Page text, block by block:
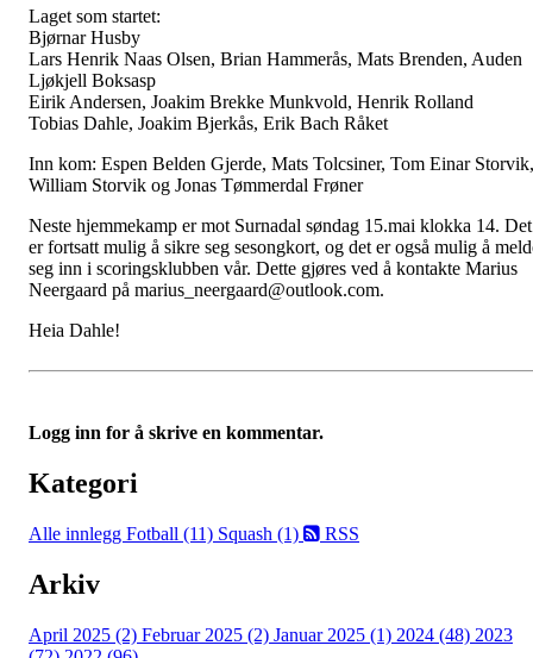
Laget som startet:
Bjørnar Husby
Lars Henrik Naas Olsen, Brian Hammerås, Mats Brenden, Auden
Ljøkjell Boksasp
Eirik Andersen, Joakim Brekke Munkvold, Henrik Rolland
Tobias Dahle, Joakim Bjerkås, Erik Bach Råket
Inn kom: Espen Belden Gjerde, Mats Tolcsiner, Tom Einar Storvik,
William Storvik og Jonas Tømmerdal Frøner
Neste hjemmekamp er mot Surnadal søndag 15.mai klokka 14. Det
er fortsatt mulig å sikre seg sesongkort, og det er også mulig å
seg inn i scoringsklubben vår. Dette gjøres ved å kontakte Marius
Neergaard på marius_neergaard@outlook.com.
Heia Dahle!
Logg inn for å skrive en kommentar.
Kategori
Alle innlegg Fotball (11) Squash (1) RSS
Arkiv
April 2025 (2) Februar 2025 (2) Januar 2025 (1) 2024 (48) 2023